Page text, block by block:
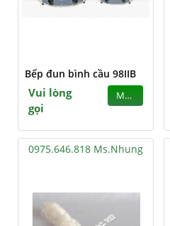
Bếp đun bình cầu 98IIB
Vui lòng
gọi
MUA
0975.646.818 Ms.Nhung